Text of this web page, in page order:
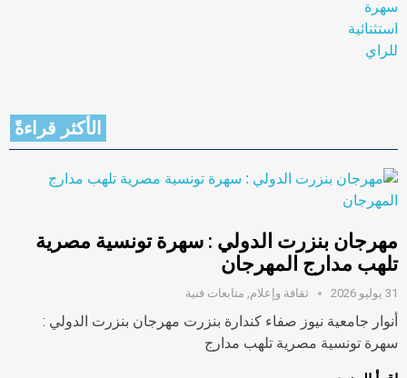
الأكثر قراءةً
مهرجان بنزرت الدولي : سهرة تونسية مصرية
تلهب مدارج المهرجان
31 يوليو 2026 ثقافة وإعلام متابعات فنية
أنوار جامعية نيوز صفاء كندارة بنزرت مهرجان بنزرت الدولي :
سهرة تونسية مصرية تلهب مدارج